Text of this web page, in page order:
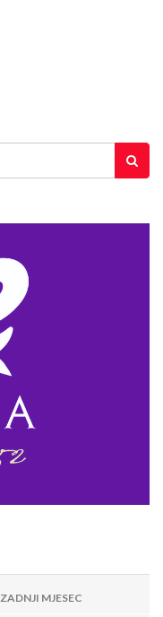
ZADNJI MJESEC